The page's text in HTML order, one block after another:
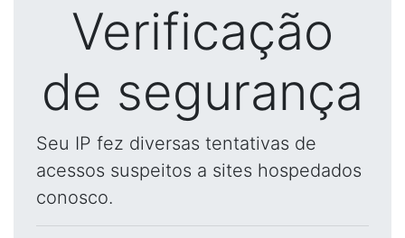
Verificação
de segurança
Seu IP fez diversas tentativas de
acessos suspeitos a sites hospedados
conosco.